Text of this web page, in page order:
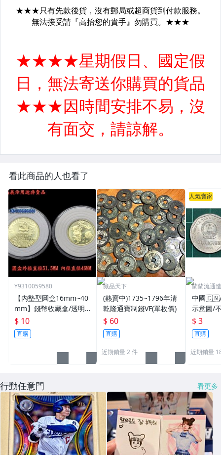
看此商品的人也看了
Y9310059580
【內墊型圓盒16mm~40
mm】錢幣收藏盒/透明
圓盒/硬幣盒/錢幣收藏用
品
$ 10
直購
藏品天下
(熱賣中)1735~1796年清
乾隆通寶制錢VF(單枚價)
$ 60
直購
近期銷量 2 件
人氣賣家
蘭蘭流通
中國🇨🇳/
示意圖/
機出貨
$ 3
直購
近期銷量
行動任意門 看更多